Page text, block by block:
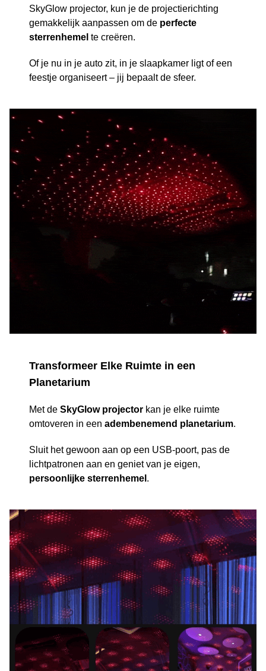
SkyGlow projector, kun je de projectierichting
gemakkelijk aanpassen om de perfecte
sterrenhemel te creëren.
Of je nu in je auto zit, in je slaapkamer ligt of een
feestje organiseert – jij bepaalt de sfeer.
Transformeer Elke Ruimte in een
Planetarium
Met deSkyGlow projector kan je elke ruimte
omtoveren in eenadembenemend planetarium.
Sluit het gewoon aan op een USB-poort, pas de
lichtpatronen aan en geniet van je eigen,
persoonlijke sterrenhemel .